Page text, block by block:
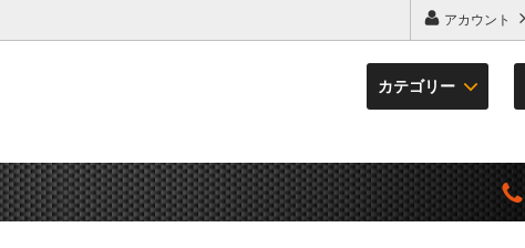
アカウント
カテゴリー
釘袋・腰袋
送料無料